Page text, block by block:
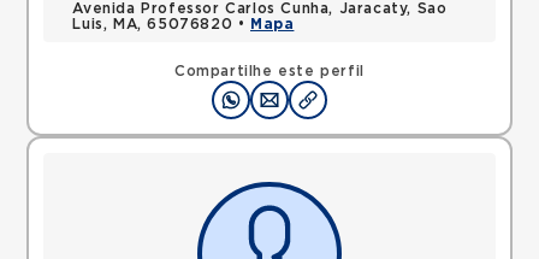
Compartilhe este perfil
Avenida Professor Carlos Cunha, Jaracaty, Sao
Luis, MA, 65076820 •
Mapa